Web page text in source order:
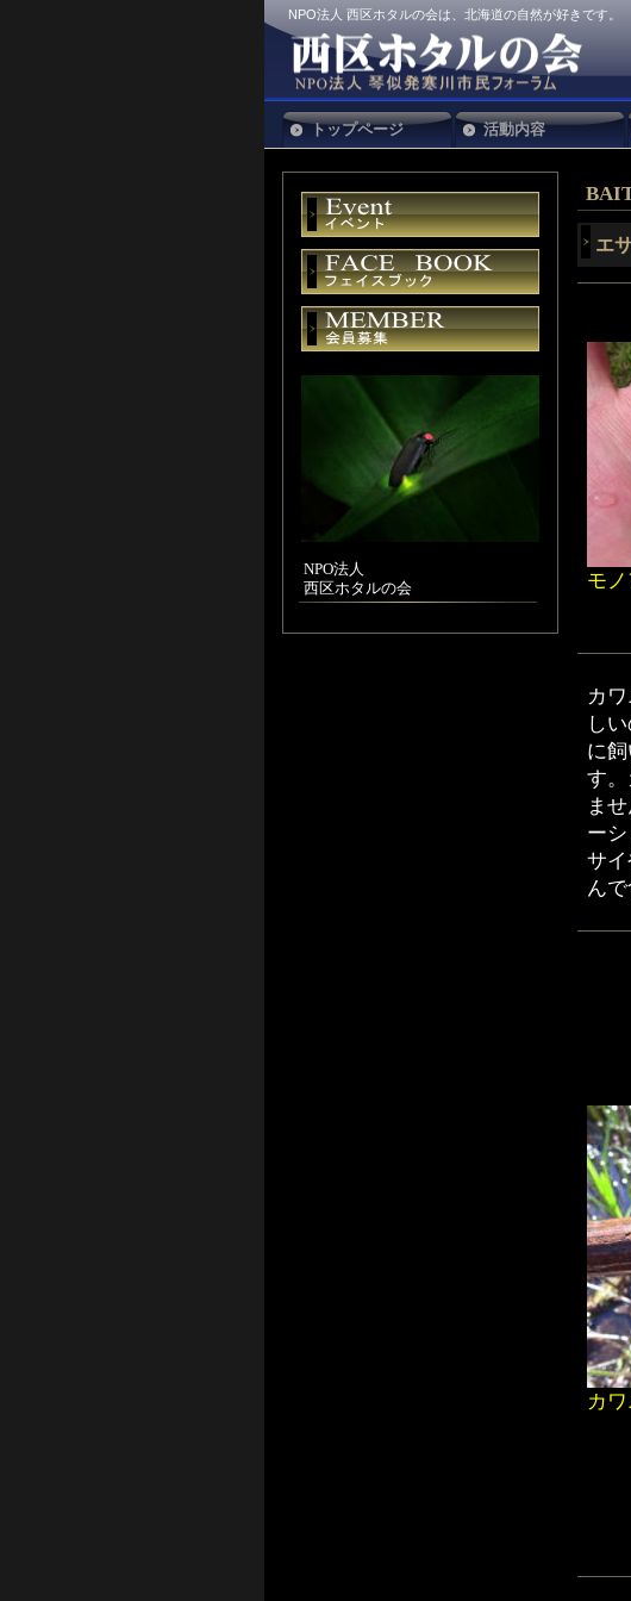
NPO法人 西区ホタルの会は、北海道の自然が好きです。
エ
モ
カ
し
に
す
ま
ー
サ
んで
カ
トップページ 活動内容
NPO法人
西区ホタルの会